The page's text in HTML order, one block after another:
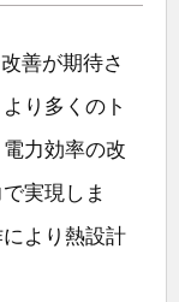
善が期待さ
り多くのト
力効率の改
実現しま
より熱設計